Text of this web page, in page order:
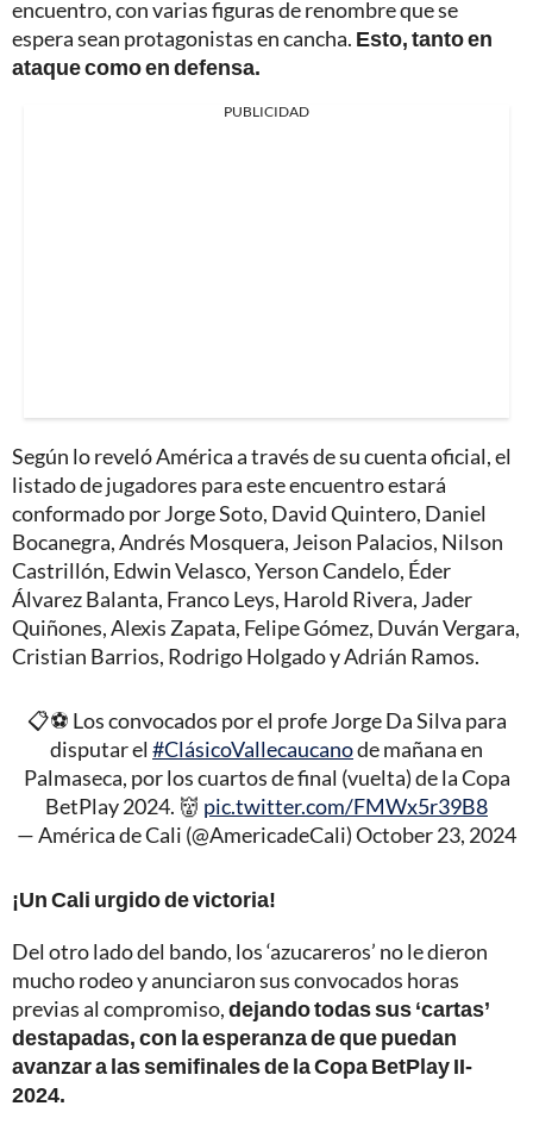
encuentro, con varias figuras de renombre que se
espera sean protagonistas en cancha. Esto, tanto en
ataque como en defensa.
PUBLICIDAD
Según lo reveló América a través de su cuenta oficial, el
listado de jugadores para este encuentro estará
conformado por Jorge Soto, David Quintero, Daniel
Bocanegra, Andrés Mosquera, Jeison Palacios, Nilson
Castrillón, Edwin Velasco, Yerson Candelo, Éder
Álvarez Balanta, Franco Leys, Harold Rivera, Jader
Quiñones, Alexis Zapata, Felipe Gómez, Duván Vergara,
Cristian Barrios, Rodrigo Holgado y Adrián Ramos.
📋⚽️ Los convocados por el profe Jorge Da Silva para
disputar el #ClásicoVallecaucanode mañana en
Palmaseca, por los cuartos de final (vuelta) de la Copa
BetPlay 2024. 👹 pic.twitter.com/FMWx5r39B8
— América de Cali (@AmericadeCali)October 23, 2024
¡Un Cali urgido de victoria!
Del otro lado del bando, los ‘azucareros’ no le dieron
mucho rodeo y anunciaron sus convocados horas
previas al compromiso,dejando todas sus ‘cartas’
destapadas, con la esperanza de que puedan
avanzar a las semifinales de la Copa BetPlay II-
2024.